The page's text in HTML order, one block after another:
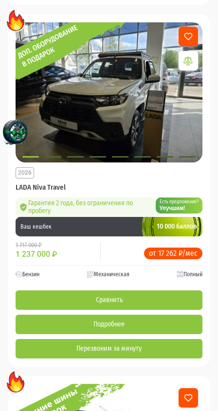
LADA Niva Travel
2026
Гарантия 2 года, без ограничения по
пробегу
Есть предложение?
Улучшим!
Ваш кешбек 10 000 баллов
1 717 000 ₽
1 237 000 ₽ от 17 262 ₽/мес
Бензин Механическая Полный
Сравнить
Подробнее
Перезвоним за минуту